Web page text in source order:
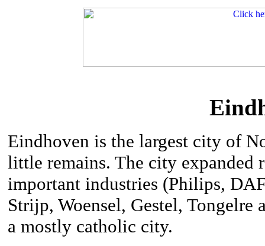
Eindhoven is the largest city of
little remains. The city expanded
important industries (Philips,
Strijp, Woensel, Gestel, Tongelre
a mostly catholic city.